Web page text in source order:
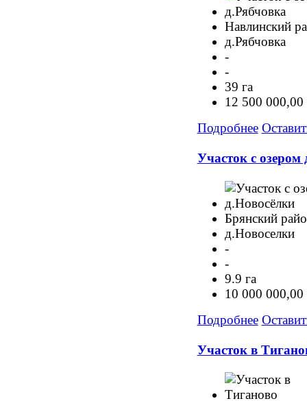
Навлинский
д.Рябчовка
-
-
39 га
12 500 000,00
Подробнее
Участок с озером
Брянский
д.Новоселки
-
-
9.9 га
10 000 000,00
Подробнее
Участок в